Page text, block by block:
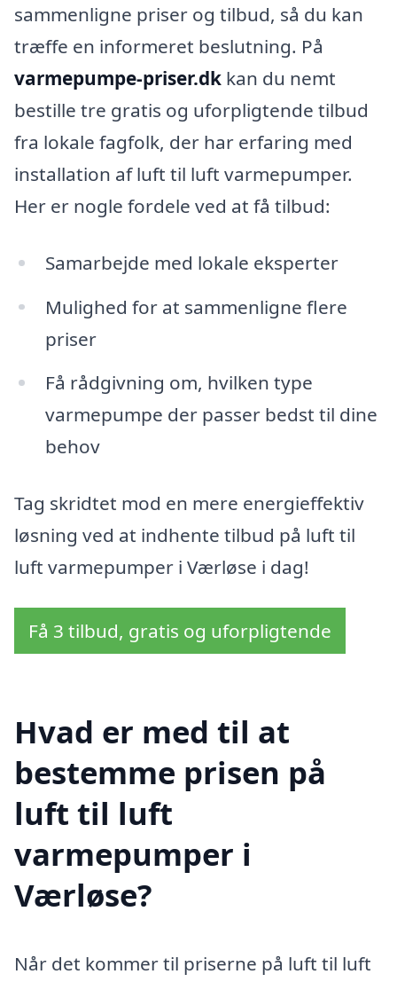
sammenligne priser og tilbud, så du kan
træffe en informeret beslutning. På
varmepumpe-priser.dk kan du nemt
bestille tre gratis og uforpligtende tilbud
fra lokale fagfolk, der har erfaring med
installation af luft til luft varmepumper.
Her er nogle fordele ved at få tilbud:
Samarbejde med lokale eksperter
Mulighed for at sammenligne flere
priser
Få rådgivning om, hvilken type
varmepumpe der passer bedst til dine
behov
Tag skridtet mod en mere energieffektiv
løsning ved at indhente tilbud på luft til
luft varmepumper i Værløse i dag!
Få 3 tilbud, gratis og uforpligtende
Hvad er med til at
bestemme prisen på
luft til luft
varmepumper i
Værløse?
Når det kommer til priserne på luft til luft